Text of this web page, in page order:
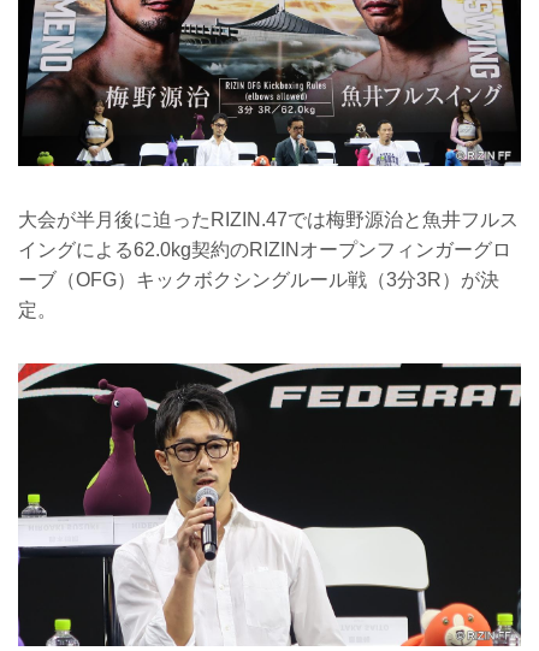
大会が半月後に迫ったRIZIN.47では梅野源治と魚井フルス
イングによる62.0kg契約のRIZINオープンフィンガーグロ
ーブ（OFG）キックボクシングルール戦（3分3R）が決
定。